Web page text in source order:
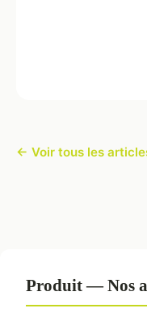
← Voir tous les
Produit — Nos